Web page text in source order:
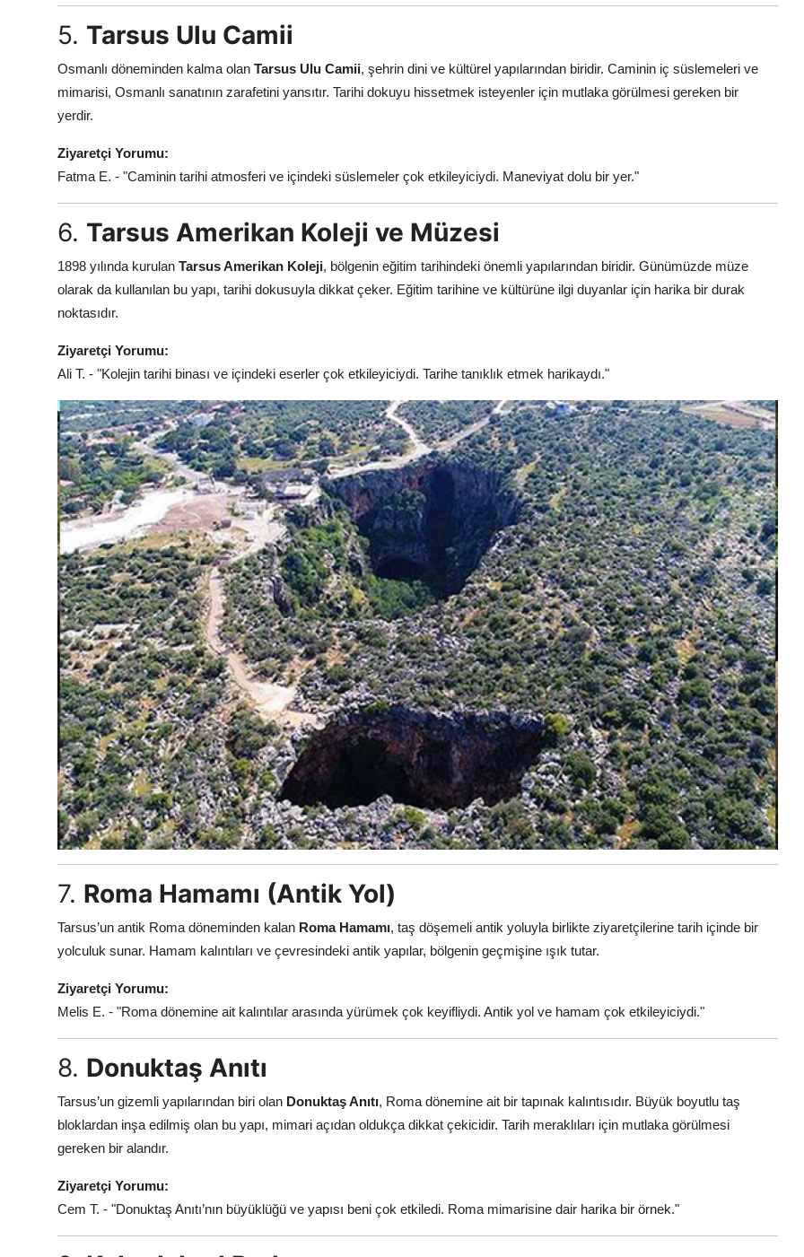
5. Tarsus Ulu Camii
Osmanlı döneminden kalma olan Tarsus Ulu Camii, şehrin dini ve kültürel yapılarından biridir. Caminin iç süslemeleri ve
mimarisi, Osmanlı sanatının zarafetini yansıtır. Tarihi dokuyu hissetmek isteyenler için mutlaka görülmesi gereken bir
yerdir.
Ziyaretçi Yorumu:
Fatma E. - "Caminin tarihi atmosferi ve içindeki süslemeler çok etkileyiciydi. Maneviyat dolu bir yer."
6. Tarsus Amerikan Koleji ve Müzesi
1898 yılında kurulan Tarsus Amerikan Koleji, bölgenin eğitim tarihindeki önemli yapılarından biridir. Günümüzde müze
olarak da kullanılan bu yapı, tarihi dokusuyla dikkat çeker. Eğitim tarihine ve kültürüne ilgi duyanlar için harika bir durak
noktasıdır.
Ziyaretçi Yorumu:
Ali T. - "Kolejin tarihi binası ve içindeki eserler çok etkileyiciydi. Tarihe tanıklık etmek harikaydı."
7. Roma Hamamı (Antik Yol)
Tarsus’un antik Roma döneminden kalan Roma Hamamı, taş döşemeli antik yoluyla birlikte ziyaretçilerine tarih içinde bir
yolculuk sunar. Hamam kalıntıları ve çevresindeki antik yapılar, bölgenin geçmişine ışık tutar.
Ziyaretçi Yorumu:
Melis E. - "Roma dönemine ait kalıntılar arasında yürümek çok keyifliydi. Antik yol ve hamam çok etkileyiciydi."
8. Donuktaş Anıtı
Tarsus’un gizemli yapılarından biri olan Donuktaş Anıtı, Roma dönemine ait bir tapınak kalıntısıdır. Büyük boyutlu taş
bloklardan inşa edilmiş olan bu yapı, mimari açıdan oldukça dikkat çekicidir. Tarih meraklıları için mutlaka görülmesi
gereken bir alandır.
Ziyaretçi Yorumu:
Cem T. - "Donuktaş Anıtı’nın büyüklüğü ve yapısı beni çok etkiledi. Roma mimarisine dair harika bir örnek."